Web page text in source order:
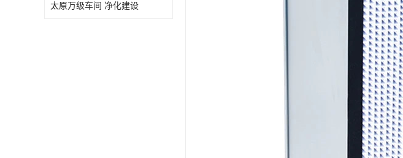
太原万级车间 净化建设